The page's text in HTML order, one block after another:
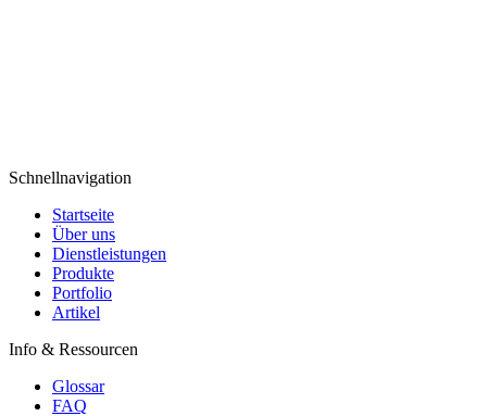
Schnellnavigation
Startseite
Über uns
Dienstleistungen
Produkte
Portfolio
Artikel
Info & Ressourcen
Glossar
FAQ